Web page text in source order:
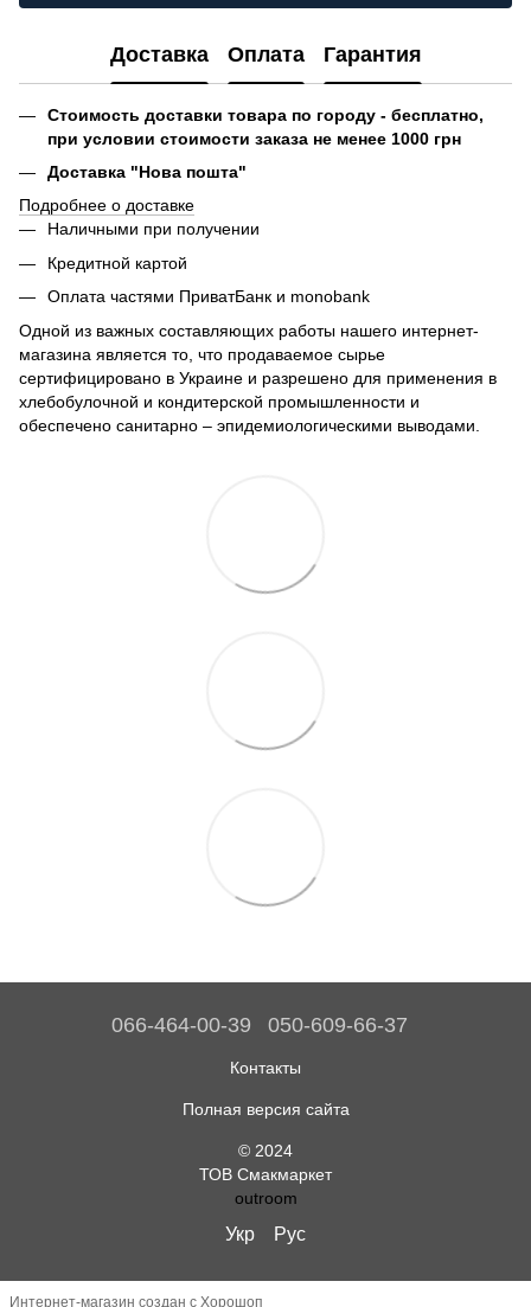
Доставка Оплата Гарантия
Стоимость доставки товара по городу - бесплатно,
при условии стоимости заказа не менее 1000 грн
Доставка "Нова пошта"
Подробнее о доставке
Наличными при получении
Кредитной картой
Оплата частями ПриватБанк и monobank
Одной из важных составляющих работы нашего интернет-
магазина является то, что продаваемое сырье
сертифицировано в Украине и разрешено для применения в
хлебобулочной и кондитерской промышленности и
обеспечено санитарно – эпидемиологическими выводами.
066-464-00-39 050-609-66-37
Контакты
Полная версия сайта
© 2024
ТОВ Смакмаркет
outroom
Укр Рус
Интернет-магазин создан с Хорошоп